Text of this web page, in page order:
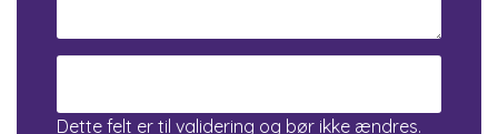
Dette felt er til validering og bør ikke ændres.